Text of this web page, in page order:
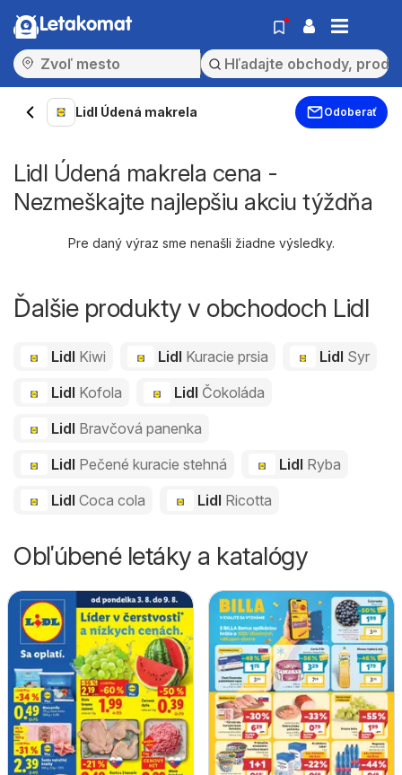
Letakomat
Lidl Údená makrela Odoberať
Lidl Údená makrela cena -
Nezmeškajte najlepšiu akciu týždňa
Pre daný výraz sme nenašli žiadne výsledky.
Ďalšie produkty v obchodoch Lidl
Lidl Kiwi Lidl Kuracie prsia Lidl Syr
Lidl Kofola Lidl Čokoláda
Lidl Bravčová panenka
Lidl Pečené kuracie stehná Lidl Ryba
Lidl Coca cola Lidl Ricotta
Obľúbené letáky a katalógy